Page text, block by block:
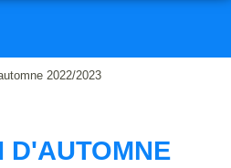
2022/2023
D'AUTOMNE